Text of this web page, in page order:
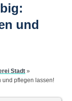
und
Stadt »
und pflegen lassen!